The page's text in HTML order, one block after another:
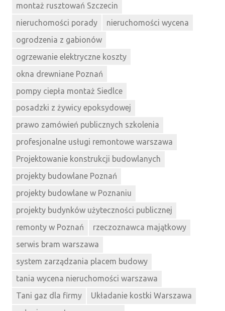
montaż rusztowań Szczecin
nieruchomości porady
nieruchomości wycena
ogrodzenia z gabionów
ogrzewanie elektryczne koszty
okna drewniane Poznań
pompy ciepła montaż Siedlce
posadzki z żywicy epoksydowej
prawo zamówień publicznych szkolenia
profesjonalne usługi remontowe warszawa
Projektowanie konstrukcji budowlanych
projekty budowlane Poznań
projekty budowlane w Poznaniu
projekty budynków użyteczności publicznej
remonty w Poznań
rzeczoznawca majątkowy
serwis bram warszawa
system zarządzania placem budowy
tania wycena nieruchomości warszawa
Tani gaz dla firmy
Układanie kostki Warszawa